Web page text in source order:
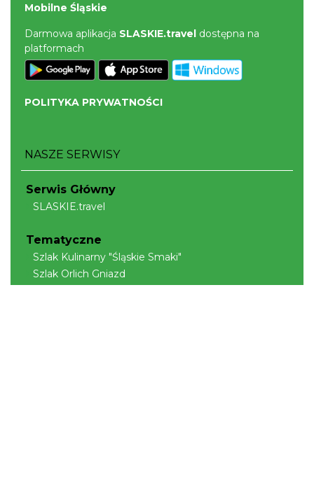
Mobilne Śląskie
Darmowa aplikacja SLASKIE.travel dostępna na
platformach
POLITYKA PRYWATNOŚCI
NASZE SERWISY
Serwis Główny
SLASKIE.travel
Tematyczne
Szlak Kulinarny "Śląskie Smaki"
Szlak Orlich Gniazd